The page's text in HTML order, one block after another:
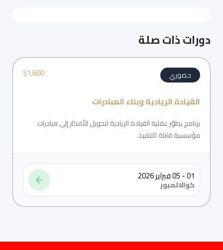
دورات ذات صلة
$1,600 حضوري
القيادة الريادية وبناء المبادرات
برنامج يطوّر عقلية القيادة الريادية لتحويل الأفكار إلى مبادرات
مؤسسية قابلة للتنفيذ.
01 - 05 فبراير 2026
كوالالمبور